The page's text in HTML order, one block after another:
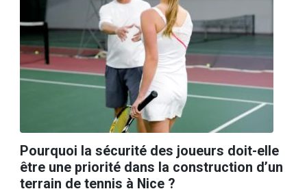
Pourquoi la sécurité des joueurs doit-elle
être une priorité dans la construction d’un
terrain de tennis à Nice ?